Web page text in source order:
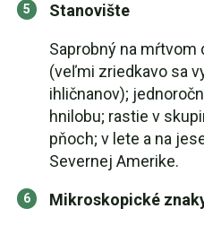
Stanovište
Saprobný na
(veľmi zriedkavo sa
ihličnanov);
hnilobu; rastie v
pňoch; v lete a na
Severnej Amerike.
Mikroskopické